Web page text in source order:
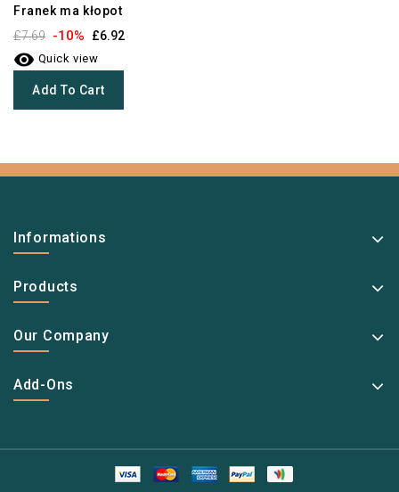
Franek ma kłopot
£7.69 -10% £6.92
 Quick view
Add To Cart
Informations
Products
Our Company
Add-Ons